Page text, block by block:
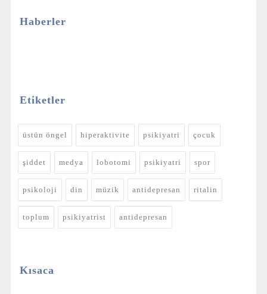
Haberler
Etiketler
üstün öngel hiperaktivite psikiyatri çocuk
şiddet medya lobotomi psikiyatri spor
psikoloji din müzik antidepresan ritalin
toplum psikiyatrist antidepresan
Kısaca